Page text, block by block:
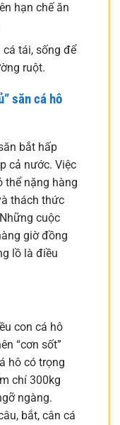
hạn chế ăn
cá tái, sống để
ruột.
săn cá hô
bắt hấp
cả nước. Việc
thể nặng hàng
thách thức
cuộc
giờ đồng
lồ là điều
con cá hô
“cơn sốt”
hô có trọng
chí 300kg
ngàng.
bắt, cân cá